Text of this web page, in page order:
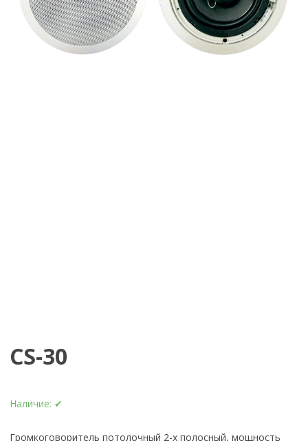
CS-30
Наличие: ✔
Громкоговоритель потолочный 2-х полосный, мощность